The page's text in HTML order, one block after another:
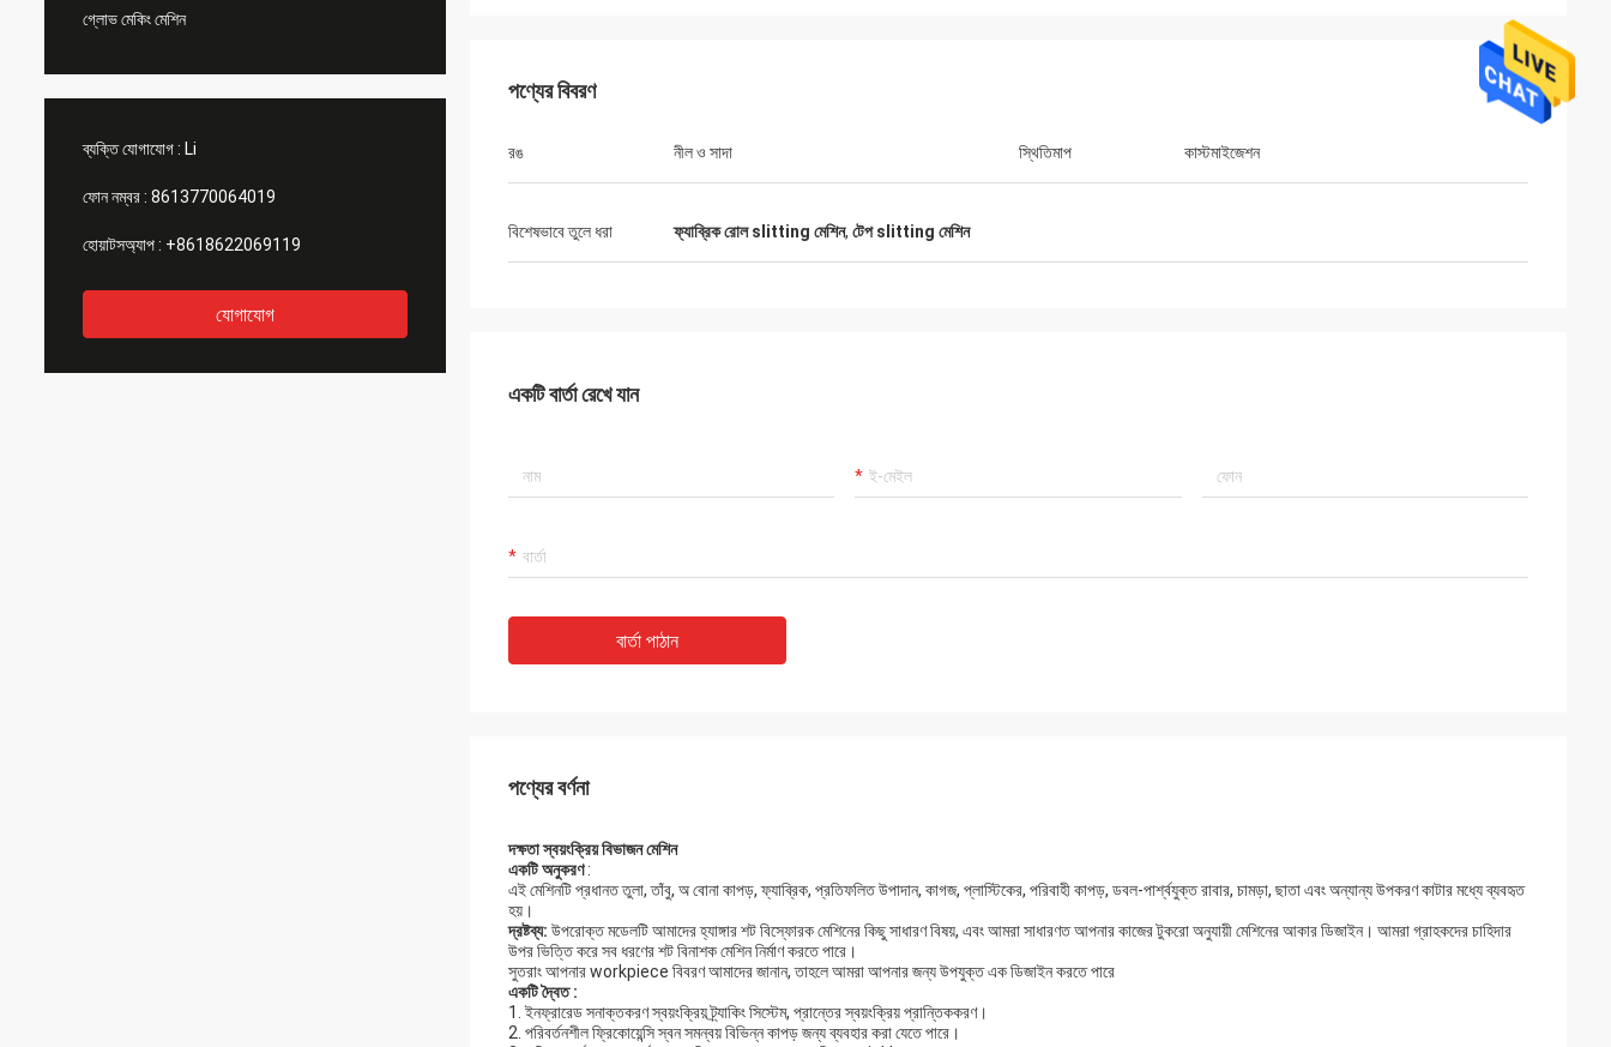
গ্লোভ মেকিং মেশিন
ব্যক্তি যোগাযোগ : Li
ফোন নম্বর : 8613770064019
হোয়াটসঅ্যাপ : +8618622069119
যোগাযোগ
পণ্যের বিবরণ
রঙ নীল ও সাদা স্থিতিমাপ কাস্টমাইজেশন
বিশেষভাবে তুলে ধরা ফ্যাব্রিক রোল slitting মেশিন, টেপ slitting মেশিন
একটি বার্তা রেখে যান
বার্তা পাঠান
পণ্যের বর্ণনা
দক্ষতাস্বয়ংক্রিয় বিভাজন মেশিন
একটিঅনুকরণ:
এই মেশিনটি প্রধানত তুলা, তাঁবু, অ বোনা কাপড়, ফ্যাব্রিক, প্রতিফলিত উপাদান, কাগজ, প্লাস্টিকের, পরিবাহী কাপড়, ডবল-পার্শ্বযুক্ত রাবার, চামড়া, ছাতা এবং অন্যান্য উপকরণ কাটার মধ্যে ব্যবহৃত
হয়।
দ্রষ্টব্য: উপরোক্ত মডেলটি আমাদের হ্যাঙ্গার শট বিস্ফোরক মেশিনের কিছু সাধারণ বিষয়, এবং আমরা সাধারণত আপনার কাজের টুকরো অনুযায়ী মেশিনের আকার ডিজাইন। আমরা গ্রাহকদের চাহিদার
উপর ভিত্তি করে সব ধরণের শট বিনাশক মেশিন নির্মাণ করতে পারে।
সুতরাং আপনার workpiece বিবরণ আমাদের জানান, তাহলে আমরা আপনার জন্য উপযুক্ত এক ডিজাইন করতে পারে
একটিদ্বৈত :
1. ইনফ্রারেড সনাক্তকরণ স্বয়ংক্রিয় ট্র্যাকিং সিস্টেম, প্রান্তের স্বয়ংক্রিয় প্রান্তিককরণ।
2. পরিবর্তনশীল ফ্রিকোয়েন্সি স্বন সমন্বয় বিভিন্ন কাপড় জন্য ব্যবহার করা যেতে পারে।